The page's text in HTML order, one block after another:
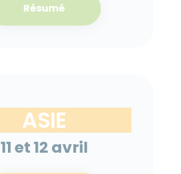
Résumé
ASIE
11 et 12 avril